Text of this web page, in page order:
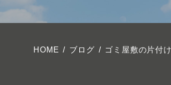
HOME ブログ ゴミ屋敷の片付